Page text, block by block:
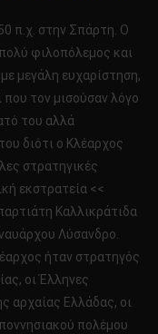
ΣΤΗΝ
ΑΡΧΑΙΟΤΗΤΑ
4
π.χ. στην Σπάρτη. Ο
φιλοπόλεμος και
μεγάλη ευχαρίστηση,
τον μισούσαν λόγο
του αλλά
διότι ο Κλέαρχος
στρατηγικές
εκστρατεία <<
Καλλικράτιδα
Λύσανδρο.
ήταν στρατηγός
οι Έλληνες
αρχαίας Ελλάδας, οι
πολέμου